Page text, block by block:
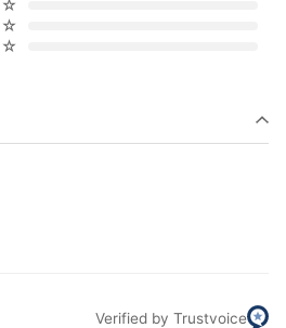
☆
☆
☆
Verified by Trustvoice